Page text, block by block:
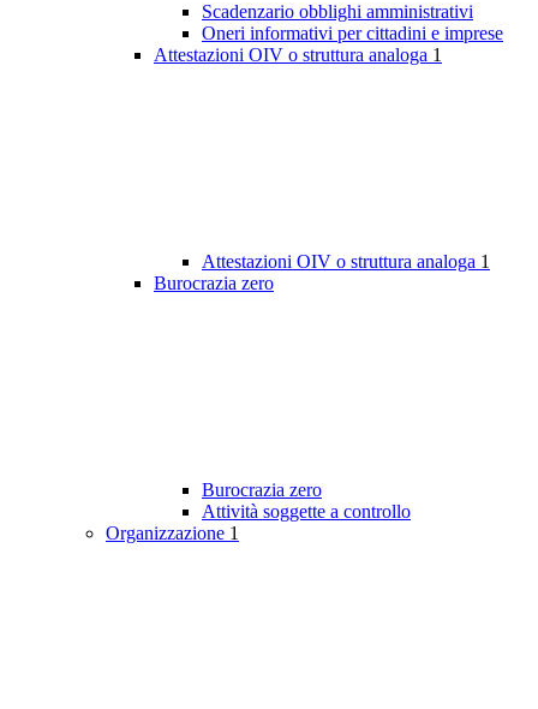
Scadenzario obblighi amministrativi
Oneri informativi per cittadini e imprese
Attestazioni OIV o struttura analoga 1
Attestazioni OIV o struttura analoga 1
Burocrazia zero
Burocrazia zero
Attività soggette a controllo
Organizzazione 1